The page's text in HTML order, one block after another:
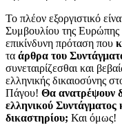
Το πλέον εξοργιστικό
Συμβουλίου της Ευρώπης
επικίνδυνη πρόταση που
τα άρθρα του
συνεταιρίζεσθαι και
ελληνικής δικαιοσύνης
Πάγου! Θα ανατρέψουν
ελληνικού
δικαστηρίου; Και όμως!